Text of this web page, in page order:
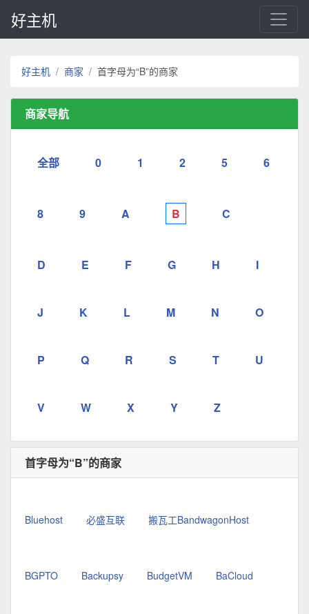
好主机
好主机 商家 首字母为“B”的商家
商家导航
全部 0 1 2 5 6
8 9 A B C
D E F G H I
J K L M N O
P Q R S T U
V W X Y Z
首字母为“B”的商家
Bluehost 必盛互联 搬瓦工BandwagonHost
BGPTO Backupsy BudgetVM BaCloud